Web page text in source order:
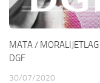
MATA /
DGF
30/07/2020